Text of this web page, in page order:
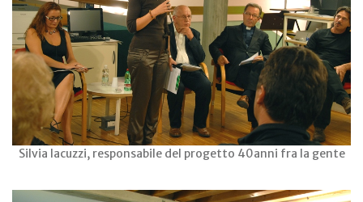
Silvia Iacuzzi, responsabile del progetto 40anni fra la gente